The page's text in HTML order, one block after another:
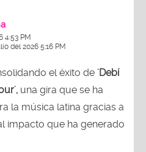
4:53 PM
del 2026 5:16 PM
el éxito de 'Debí
una gira que se ha
la música latina gracias a
impacto que ha generado